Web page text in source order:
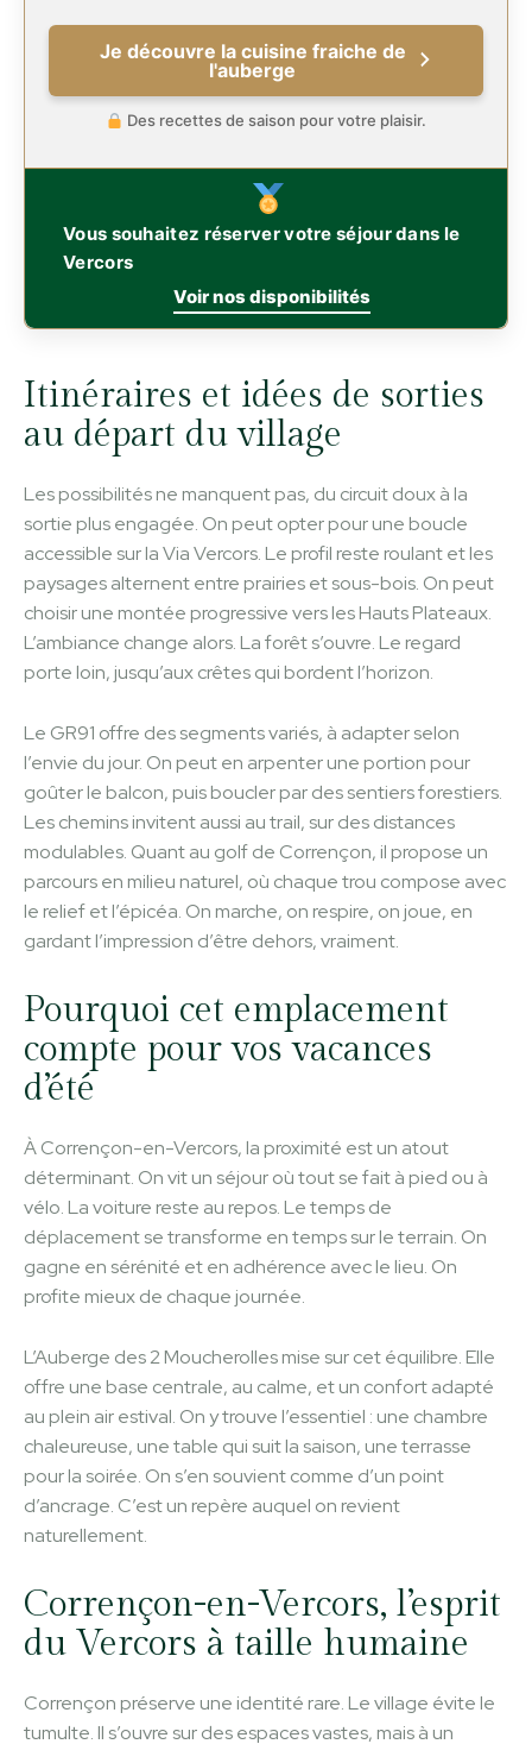
Je découvre la cuisine fraiche de
l'auberge
Des recettes de saison pour votre plaisir.
Vous souhaitez réserver votre séjour dans le
Vercors
Voir nos disponibilités
Itinéraires et idées de sorties
au départ du village
Les possibilités ne manquent pas, du circuit doux à la
sortie plus engagée. On peut opter pour une boucle
accessible sur la Via Vercors. Le profil reste roulant et les
paysages alternent entre prairies et sous-bois. On peut
choisir une montée progressive vers les Hauts Plateaux.
L’ambiance change alors. La forêt s’ouvre. Le regard
porte loin, jusqu’aux crêtes qui bordent l’horizon.
Le GR91 offre des segments variés, à adapter selon
l’envie du jour. On peut en arpenter une portion pour
goûter le balcon, puis boucler par des sentiers forestiers.
Les chemins invitent aussi au trail, sur des distances
modulables. Quant au golf de Corrençon, il propose un
parcours en milieu naturel, où chaque trou compose avec
le relief et l’épicéa. On marche, on respire, on joue, en
gardant l’impression d’être dehors, vraiment.
Pourquoi cet emplacement
compte pour vos vacances
d’été
À Corrençon-en-Vercors, la proximité est un atout
déterminant. On vit un séjour où tout se fait à pied ou à
vélo. La voiture reste au repos. Le temps de
déplacement se transforme en temps sur le terrain. On
gagne en sérénité et en adhérence avec le lieu. On
profite mieux de chaque journée.
L’Auberge des 2 Moucherolles mise sur cet équilibre. Elle
offre une base centrale, au calme, et un confort adapté
au plein air estival. On y trouve l’essentiel : une chambre
chaleureuse, une table qui suit la saison, une terrasse
pour la soirée. On s’en souvient comme d’un point
d’ancrage. C’est un repère auquel on revient
naturellement.
Corrençon-en-Vercors, l’esprit
du Vercors à taille humaine
Corrençon préserve une identité rare. Le village évite le
tumulte. Il s’ouvre sur des espaces vastes, mais à un